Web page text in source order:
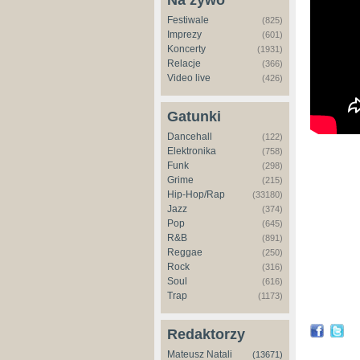
Festiwale (825)
Imprezy (601)
Koncerty (1931)
Relacje (366)
Video live (426)
Gatunki
Dancehall (122)
Elektronika (758)
Funk (298)
Grime (215)
Hip-Hop/Rap (33180)
Jazz (374)
Pop (645)
R&B (891)
Reggae (250)
Rock (316)
Soul (616)
Trap (1173)
Redaktorzy
Mateusz Natali (13671)